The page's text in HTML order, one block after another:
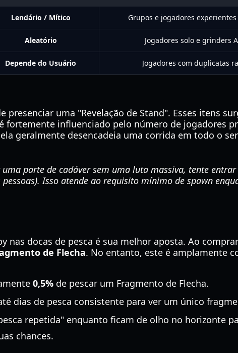
Lendário / Mítico Grupos e jogadores experientes
Aleatório Jogadores solo e grinders
Depende do Usuário Jogadores com duplicatas
uma "Revelação de Stand". Esses itens
fortemente influenciado pelo número de jogadores
geralmente desencadeia uma corrida em todo o
parte de cadáver sem uma luta massiva, tente
Isso atende ao requisito mínimo de spawn
nas docas de pesca é sua melhor aposta. Ao
de Flecha. No entanto, este é amplamente
0,5% de pescar um Fragmento de Flecha.
dias de pesca consistente para ver um único
repetida" enquanto ficam de olho no horizonte
chances.